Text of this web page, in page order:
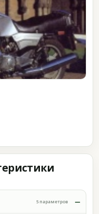
5 параметров